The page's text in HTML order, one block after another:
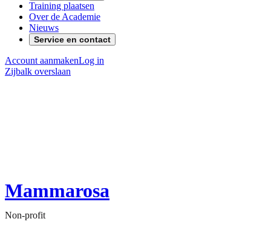
Training plaatsen
Over de Academie
Nieuws
Service en contact
Account aanmakenLog in
Zijbalk overslaan
Mammarosa
Non-profit